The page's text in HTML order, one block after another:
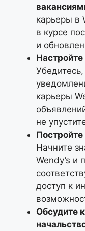
карьеры в
в курсе
и
карьеры
не
Начните
Wendy’s и
доступ к
Обсудите